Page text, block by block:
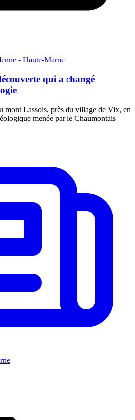
- Haute-Marne
qui a changé
mont Lassois, près du village de Vix, en
menée par le Chaumontais